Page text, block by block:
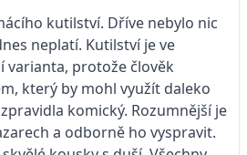
kutilství. Dříve nebylo nic
neplatí. Kutilství je ve
varianta, protože člověk
který by mohl využít daleko
komický. Rozumnější je
a odborně ho vyspravit.